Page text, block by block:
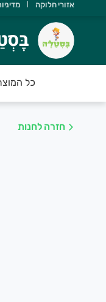
בָּסְטַלֶ'ה
חשוב שתדעו ש:
✅ הפירות והירקות
אזורי חלוקה
כל
חזרה לחנות